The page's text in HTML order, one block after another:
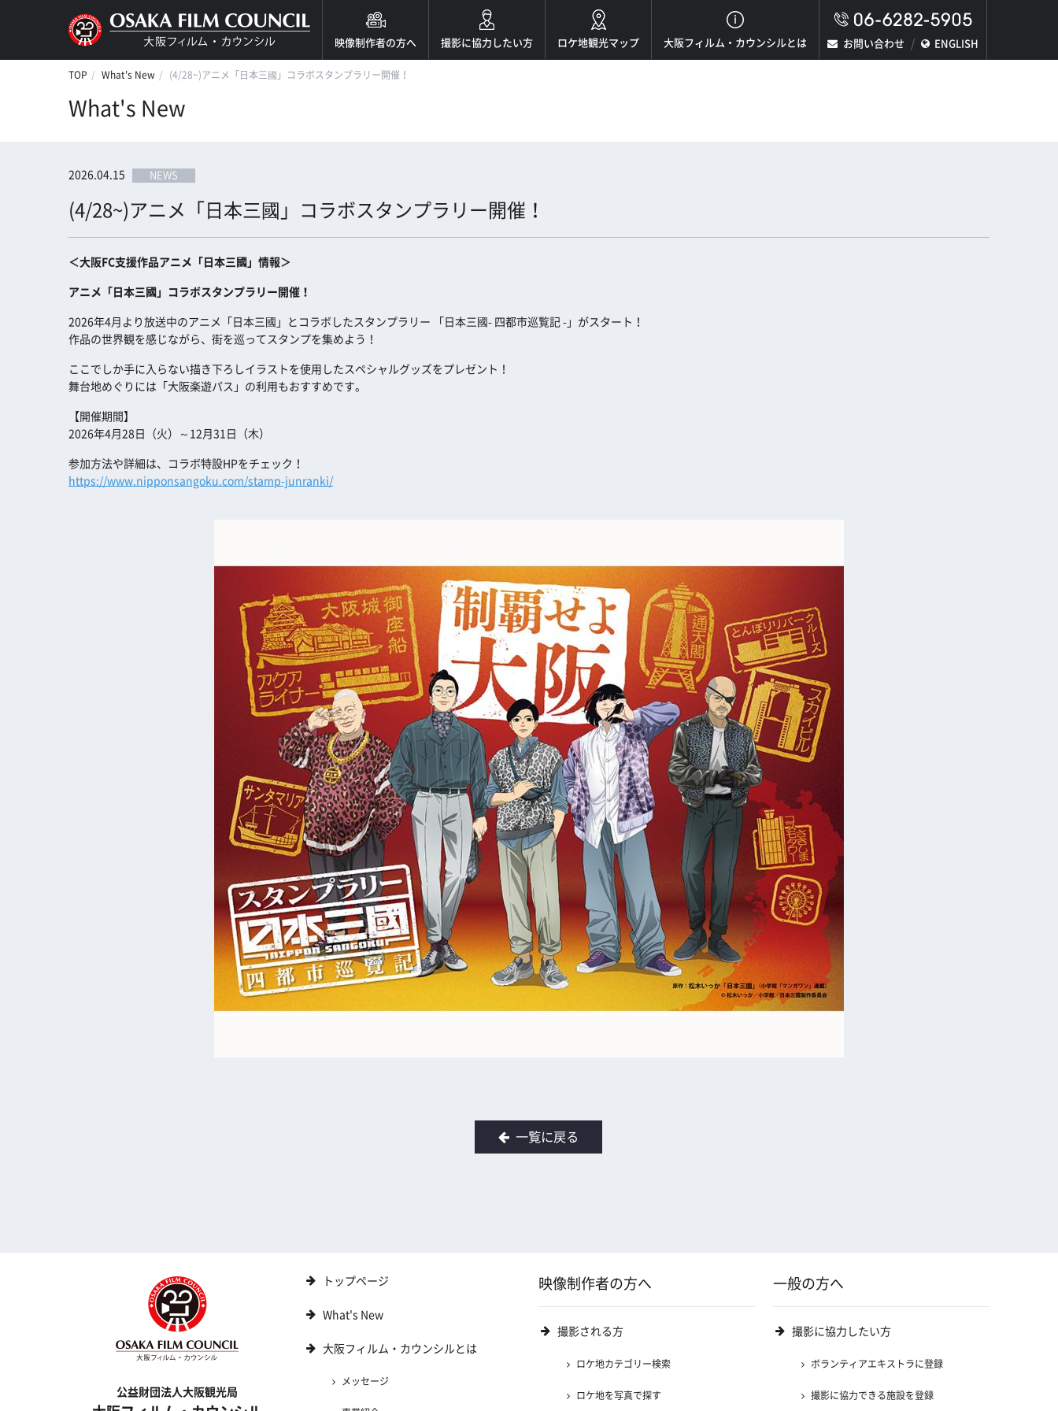
映像制作者の方へ 撮影に協力したい方 ロケ地観光マップ 大阪フィルム・カウンシルとは お問い合わせ ENGLISH
TOP What's New (4/28~)アニメ「日本三國」コラボスタンプラリー開催！
What's New
2026.04.15 NEWS
(4/28~)アニメ「日本三國」コラボスタンプラリー開催！
＜大阪FC支援作品アニメ「日本三國」情報＞
アニメ「日本三國」コラボスタンプラリー開催！
2026年4月より放送中のアニメ「日本三國」とコラボしたスタンプラリー 「日本三國- 四都市巡覧記 -」がスタート！
作品の世界観を感じながら、街を巡ってスタンプを集めよう！
ここでしか手に入らない描き下ろしイラストを使用したスペシャルグッズをプレゼント！
舞台地めぐりには「大阪楽遊パス」の利用もおすすめです。
【開催期間】
2026年4月28日（火）～12月31日（木）
参加方法や詳細は、コラボ特設HPをチェック！
https://www.nipponsangoku.com/stamp-junranki/
一覧に戻る
公益財団法人大阪観光局
トップページ
What's New
大阪フィルム・カウンシルとは
メッセージ
映像制作者の方へ
撮影される方
ロケ地カテゴリー検索
ロケ地を写真で探す
一般の方へ
撮影に協力したい方
ボランティアエキストラに登録
撮影に協力できる施設を登録